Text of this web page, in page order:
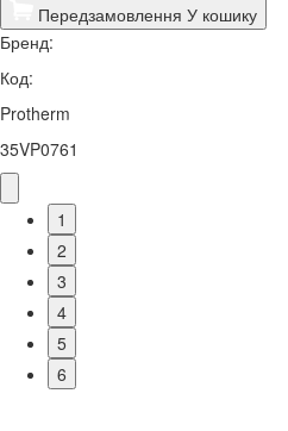
Передзамовлення У кошику
Бренд:
Код:
Protherm
35VP0761
1
2
3
4
5
6